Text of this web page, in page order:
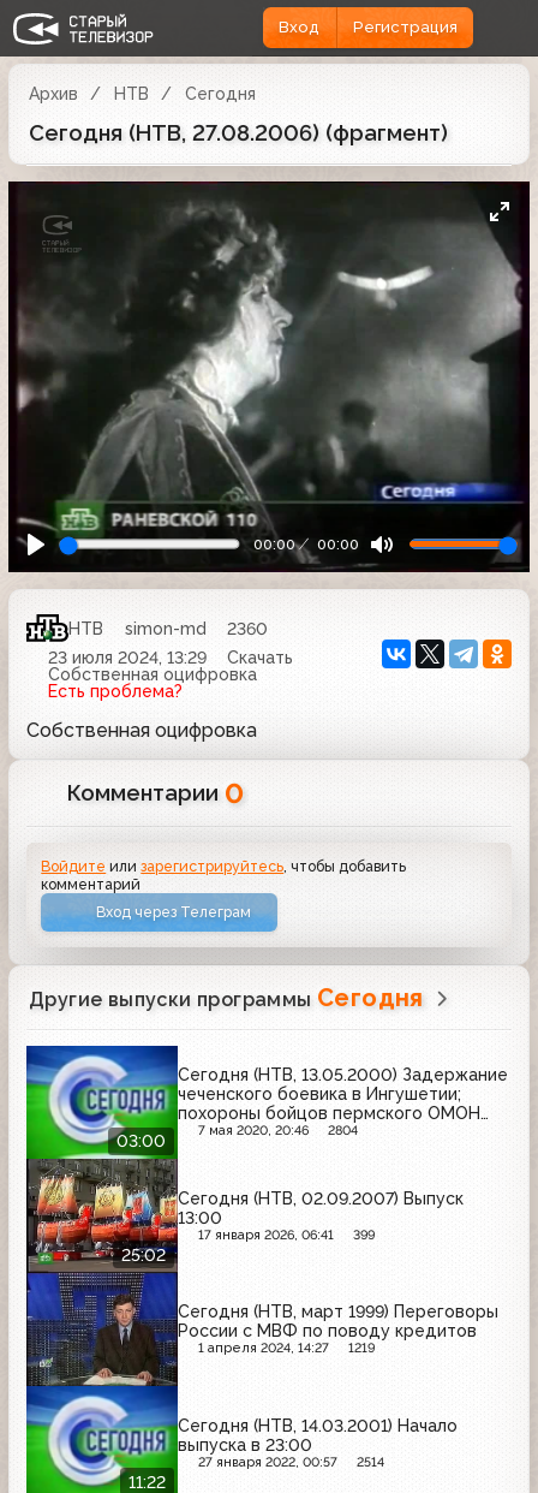
Вход Регистрация
Архив НТВ Сегодня
Сегодня (НТВ, 27.08.2006) (фрагмент)
00:00 00:00
НТВ simon-md
2360
23 июля 2024, 13:29
Скачать
Собственная оцифровка
Есть проблема?
Собственная оцифровка
Комментарии 0
Войдите илизарегистрируйтесь, чтобы добавить
комментарий
Вход через Телеграм
Другие выпуски программы Сегодня
03:00
Сегодня (НТВ, 13.05.2000) Задержание
чеченского боевика в Ингушетии;
похороны бойцов пермского ОМОН
(фрагмент)
7 мая 2020, 20:46 2804
25:02
Сегодня (НТВ, 02.09.2007) Выпуск
13:00
17 января 2026, 06:41 399
Сегодня (НТВ, март 1999) Переговоры
России с МВФ по поводу кредитов
1 апреля 2024, 14:27 1219
11:22
Сегодня (НТВ, 14.03.2001) Начало
выпуска в 23:00
27 января 2022, 00:57 2514